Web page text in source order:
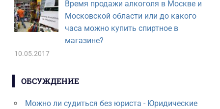
Время продажи алкоголя в Москве и
Московской области или до какого
часа можно купить спиртное в
магазине?
10.05.2017
ОБСУЖДЕНИЕ
Можно ли судиться без юриста - Юридические